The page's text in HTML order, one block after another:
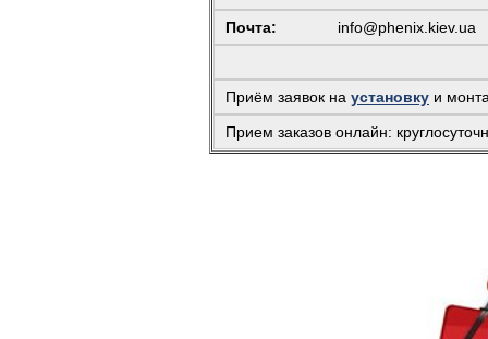
Почта: info@phenix.kiev.ua
Приём заявок на установку и
Прием заказов онлайн: